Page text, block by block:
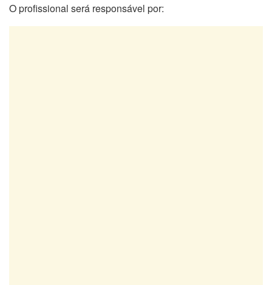
O profissional será responsável por: